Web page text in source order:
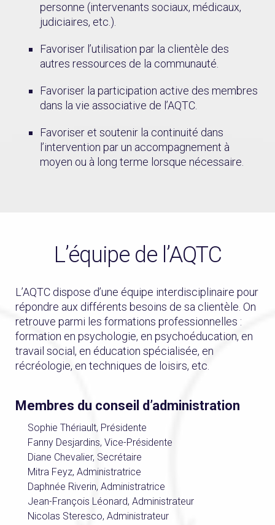
personne (intervenants sociaux, médicaux,
judiciaires, etc.).
Favoriser l’utilisation par la clientèle des
autres ressources de la communauté.
Favoriser la participation active des membres
dans la vie associative de l’AQTC.
Favoriser et soutenir la continuité dans
l’intervention par un accompagnement à
moyen ou à long terme lorsque nécessaire.
L’équipe de l’AQTC
L’AQTC dispose d’une équipe interdisciplinaire pour
répondre aux différents besoins de sa clientèle. On
retrouve parmi les formations professionnelles :
formation en psychologie, en psychoéducation, en
travail social, en éducation spécialisée, en
récréologie, en techniques de loisirs, etc.
Membres du conseil d’administration
Sophie Thériault, Présidente
Fanny Desjardins, Vice-Présidente
Diane Chevalier, Secrétaire
Mitra Feyz, Administratrice
Daphnée Riverin, Administratrice
Jean-François Léonard, Administrateur
Nicolas Steresco, Administrateur